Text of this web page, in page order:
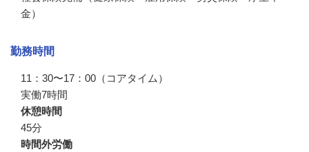
金）
勤務時間
11：30〜17：00（コアタイム）
実働7時間
休憩時間
45分
時間外労働